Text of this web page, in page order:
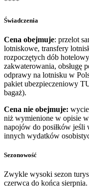
Świadczenia
Cena obejmuje: przelot
lotniskowe, transfery
rozpoczętych dób
zakwaterowania, obsługę
odprawy na lotnisku w
pakiet ubezpieczeniowy
bagaż).
Cena nie obejmuje:
niż wymienione w opisie
napojów do posiłków jeśli
innych wydatków
Sezonowość
Zwykle wysoki sezon
czerwca do końca sierpnia.